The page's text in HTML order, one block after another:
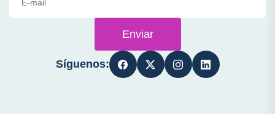
Enviar
Síguenos: